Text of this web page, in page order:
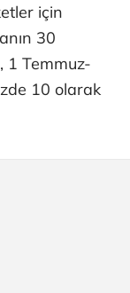
için
30
1 Temmuz-
10 olarak